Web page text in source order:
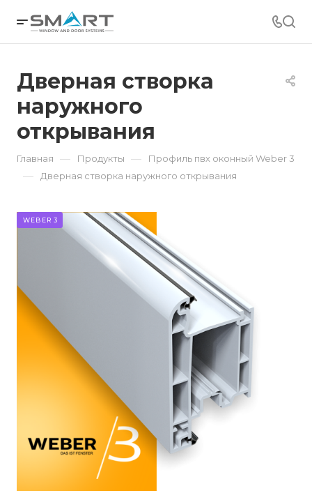
Дверная створка
наружного
открывания
Главная — Продукты — Профиль пвх оконный Weber 3
— Дверная створка наружного открывания
WEBER 3